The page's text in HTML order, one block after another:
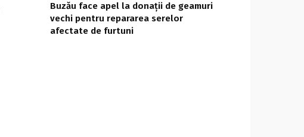
Buzău face apel la donații de geamuri
vechi pentru repararea serelor
afectate de furtuni